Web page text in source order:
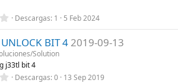
l
(
s
)
0
0
0
e
s
t
r
Descargas 1 5 Feb 2024
BIT 4 2019-09-13
Solution
j33tl bit 4
0 Descargas 0 13 Sep 2019